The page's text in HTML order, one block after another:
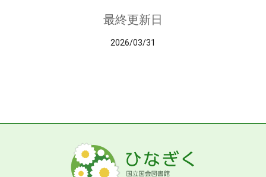
最終更新日
2026/03/31